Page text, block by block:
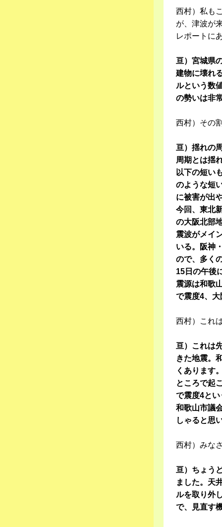
西村）私も
が、津波が
レポートに
亘）宮城県
建物に壊れ
ルという数
の勢いは非
西村）その
亘）揺れの
周期とは揺
以下の短い
のような短
に被害が出
今回、東北
の大阪北部
震波がメイ
いる。阪神
ので、多く
15日の午後
震源は和歌
で震度4、
西村）これ
亘）これは
きた地震。
くあります
ところで起
で震度4と
和歌山市議
しゃると思
西村）みな
亘）ちょう
ました。天
ルを取り外
で、見直す